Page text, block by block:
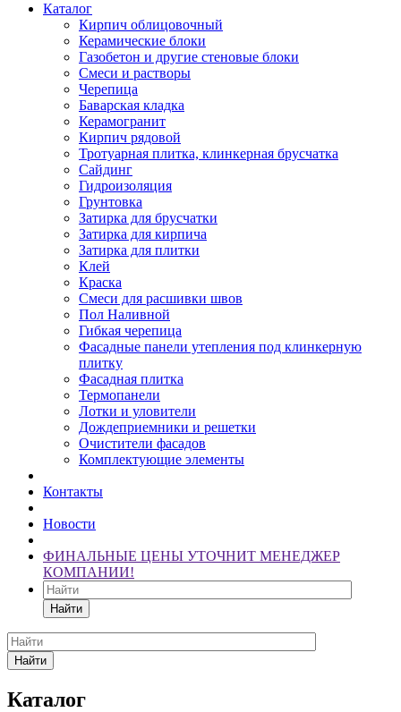
Каталог
Кирпич облицовочный
Керамические блоки
Газобетон и другие стеновые блоки
Смеси и растворы
Черепица
Баварская кладка
Керамогранит
Кирпич рядовой
Тротуарная плитка, клинкерная брусчатка
Сайдинг
Гидроизоляция
Грунтовка
Затирка для брусчатки
Затирка для кирпича
Затирка для плитки
Клей
Краска
Смеси для расшивки швов
Пол Наливной
Гибкая черепица
Фасадные панели утепления под клинкерную
плитку
Фасадная плитка
Термопанели
Лотки и уловители
Дождеприемники и решетки
Очистители фасадов
Комплектующие элементы
Контакты
Новости
ФИНАЛЬНЫЕ ЦЕНЫ УТОЧНИТ МЕНЕДЖЕР
КОМПАНИИ!
Найти
Найти
Каталог